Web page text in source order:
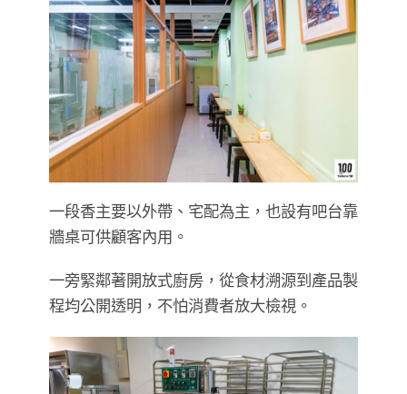
一段香主要以外帶、宅配為主，也設有吧台靠
牆桌可供顧客內用。
一旁緊鄰著開放式廚房，從食材溯源到產品製
程均公開透明，不怕消費者放大檢視。